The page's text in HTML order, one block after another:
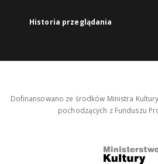
Historia przeglądania
Dofinansowano ze środków Ministra
pochodzących z Funduszu